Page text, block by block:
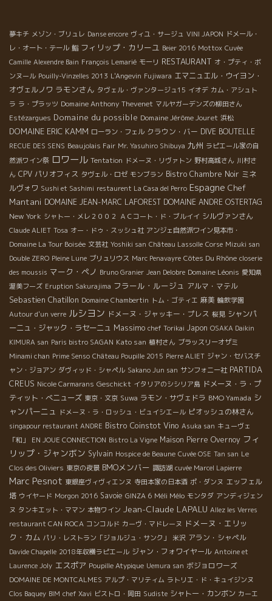
夢キチ メゾン・ブリュレ Danse encore ヴィユ・サージュ VINI JAPON ドメール・
レ・オート・テール 鮨 フィリップ・カリーユ Beier 2016 Mottox Cuvée
Camille Alexendre Bain François Lemarié モーリ RESTAURANT オ・プティ・ボ
ンヌール Pouilly-Vinzelles 2013 L'Angevin Fujiwara エマニュエル・ウイヨン・
オヴェルノワ ラモンさん タヴェル・ヴァンタージュ15 イオデ カム・アシュト
ラ ラ・プラッツ Domaine Anthony Thevenet マルヤガーデンズの柳田さん
Estézargues Domaine du possible Domaine Jérôme Jouret 浜松
DOMAINE ERIC KAMM ローラン・フェル クラウン・バー DIVE BOUTELLE
RECUE DES SENS Beaujolais Fair Mr. Yasuhiro Shibuya 九州 ラピエール家の自
然派ワイン祭 ロワール Tentation ドメーヌ・リヴァトン 野村高城さん 川村さ
ん CPV パリオフィス タヴェル・ロゼ モンブラン Bistro Chambre Noir ミネ
ルヴォワ Sushi et Sashimi restaurent La Casa del Perro Espagne Chef
Mantani DOMAINE JEAN-MARC LAFOREST DOMAINE ANDRE OSTERTAG
New York シャトー・メレ２００２ ＡＣコート・ド・ブルイイ シルヴァンさん
Claude ALIET Tosa オー・ドゥ・スッシュ社 アンジェ自然派ワイン見本市・
Domaine La Tour Boisée 文芸社 Yoshiki san Château Lassolle Corse Mizuki san
Double ZERO Pleine Lune ブリュリウス Marc Penavayre Côtes Du Rhône closerie
des moussis マーク・ペノ Bruno Granier Jean Delobre Domaine Léonis 愛知県
渥美フーズ Eruption Sakurajima フラール・ルージュ アルマ・マテル
Sebastien Chatillon Domaine Chambertin トム・ゴティエ 麻美 輪飲学園
Autour d'un verre ルシヨン ドメーヌ・ジャッキー・プレス 桜見 シャンパ
ーニュ・ジャック・ラセーニュ Massimo chef Torikai Japon OSAKA Daikin
KIMURA san Paris bistro SAGAN Kato san 植村さん ブラッスリーオザミ
Minami chan Prime Senso Château Poupille 2015 Pierre ALIET ジャン・セバスチ
ャン・ジョアン ダヴィッド・シャペル Sakano Jun san サンフォニー社 PARTIDA
CREUS Nicole Carmarans Geschickt イタリアのシシリア島 ドメーヌ・ラ・プ
ティット・べニューズ 東京・文京 Suwa ラモン・サヴェドラ BMO Yamada シ
ャンパーニュ ドメーヌ・ラ・ロッシュ・ビュイシエール ピオッシュの林さん
singapour restaurant ANDRE Bistro Coinstot Vino Asuka san キューヴェ
「和」
EN JOUE CONNECTION Bistro La Vigne Maison Pierre Overnoy フィ
リップ・ジャンボン Sylvain Hospice de Beaune Cuvée OSE Tan san Le
Clos des Oliviers 東京の夜景 BMOメンバー 諏訪湖 cuvée Marcel Lapierre
Marc Pesnot 東銀座ヴィヴィエンヌ 寺田本家の日本酒 ポ・ダンヌ エッフェル
塔 ウイヤード Morgon 2016 Savoie GINZA 6 Méli Mélo モンタダ アンディジェン
ヌ タンキエット・ママン 本物ワイン Jean-Claude LAPALU Allez les Verres
restaurant CAN ROCA コンコルド カーヴ・マドレーヌ ドメーヌ・エリッ
ク・カム パリ・レストラン「ジョルジュ・サンク」 米沢 アラン・シャペル
Davide Chapelle 2018年収穫ラピエール ジャン・フォワイヤール Antoine et
Laurence Joly エスポア Poupille Atypique Uemura san ボジョロワーズ
DOMAINE DE MONTCALMES アルプ・マリティム ラトリエ・ド・キュイジンヌ
Clos Baquey BIM chef Xavi ビストロ・岡田 Sudiste シャトー・カンボン カーエ